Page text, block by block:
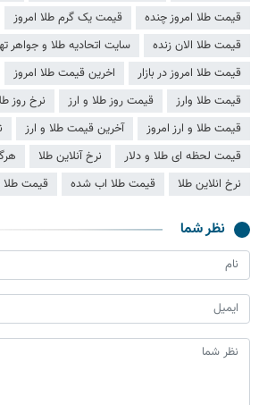
قیمت طلا امروز چنده
قیمت یک گرم طلا امروز
قیمت طلا الان زنده
سایت اتحادیه طلا و جواهر
قیمت طلا امروز در بازار
اخرین قیمت طلا امروز
قیمت طلا وارز
قیمت روز طلا و ارز نرخ روز
قیمت طلا و ارز امروز
آخرین قیمت طلا و ارز
قیمت لحظه ای طلا و دلار
نرخ آنلاین طلا
نرخ انلاین طلا
قیمت طلا اب شده قیمت طلا 28 مهر
نظر شما